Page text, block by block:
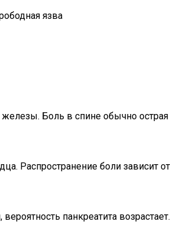
Боль в спине обычно
Распространение боли зависит
панкреатита возрастает.